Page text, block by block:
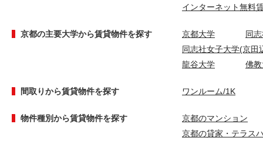
インターネット無料
京都の主要大学から賃貸物件を探す 京都大学
同
同志社女子大学(京田
龍谷大学
佛
間取りから賃貸物件を探す ワンルーム/1K
物件種別から賃貸物件を探す
京都のマンション
京都の貸家・テラス